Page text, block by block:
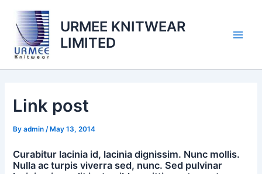
content
URMEE KNITWEAR
LIMITED
Link post
Byadmin/ May 13, 2014
Curabitur lacinia id, lacinia dignissim. Nunc mollis.
Nulla ac turpis viverra sed, nunc. Sed pulvinar